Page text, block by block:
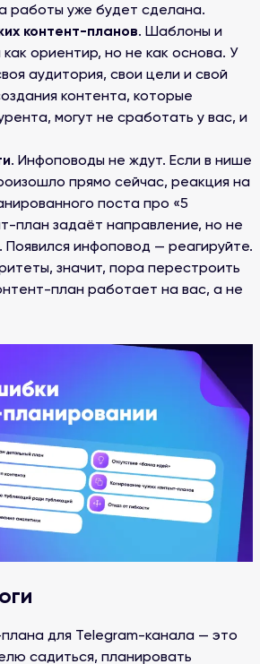
работы уже будет сделана.
контент-планов. Шаблоны и
ориентир, но не как основа. У
аудитория, свои цели и свой
контента, которые
могут не сработать у вас, и
. Инфоповоды не ждут. Если в нише
прямо сейчас, реакция на
поста про «5
план задаёт направление, но не
Появился инфоповод — реагируйте.
значит, пора перестроить
план работает на вас, а не
для Telegram-канала — это
садиться, планировать